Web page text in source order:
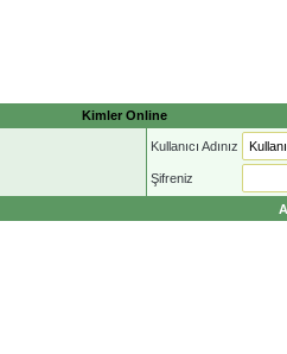
Kimler Online
Kullanıcı Adınız
Şifreniz